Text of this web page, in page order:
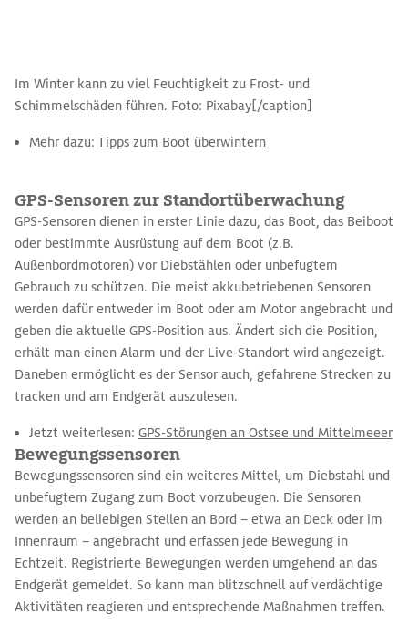
Im Winter kann zu viel Feuchtigkeit zu Frost- und
Schimmelschäden führen. Foto: Pixabay[/caption]
Mehr dazu: Tipps zum Boot überwintern
GPS-Sensoren zur Standortüberwachung
GPS-Sensoren dienen in erster Linie dazu, das Boot, das Beiboot
oder bestimmte Ausrüstung auf dem Boot (z.B.
Außenbordmotoren) vor Diebstählen oder unbefugtem
Gebrauch zu schützen. Die meist akkubetriebenen Sensoren
werden dafür entweder im Boot oder am Motor angebracht und
geben die aktuelle GPS-Position aus. Ändert sich die Position,
erhält man einen Alarm und der Live-Standort wird angezeigt.
Daneben ermöglicht es der Sensor auch, gefahrene Strecken zu
tracken und am Endgerät auszulesen.
Jetzt weiterlesen: GPS-Störungen an Ostsee und Mittelmeeer
Bewegungssensoren
Bewegungssensoren sind ein weiteres Mittel, um Diebstahl und
unbefugtem Zugang zum Boot vorzubeugen. Die Sensoren
werden an beliebigen Stellen an Bord – etwa an Deck oder im
Innenraum – angebracht und erfassen jede Bewegung in
Echtzeit. Registrierte Bewegungen werden umgehend an das
Endgerät gemeldet. So kann man blitzschnell auf verdächtige
Aktivitäten reagieren und entsprechende Maßnahmen treffen.